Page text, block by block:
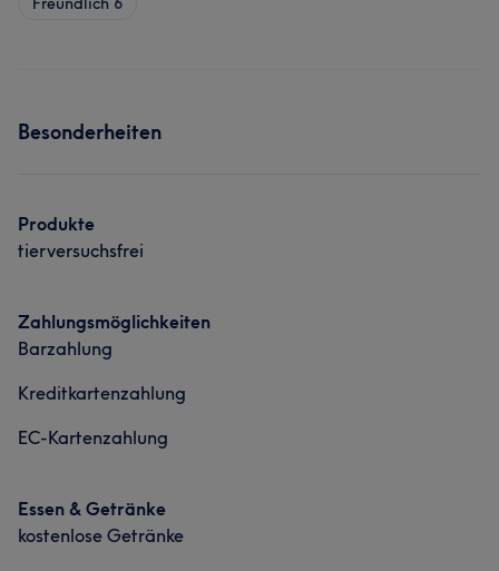
Besonderheiten
Produkte
tierversuchsfrei
Zahlungsmöglichkeiten
Barzahlung
Kreditkartenzahlung
EC-Kartenzahlung
Essen & Getränke
kostenlose Getränke